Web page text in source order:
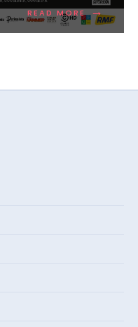
READ MORE →